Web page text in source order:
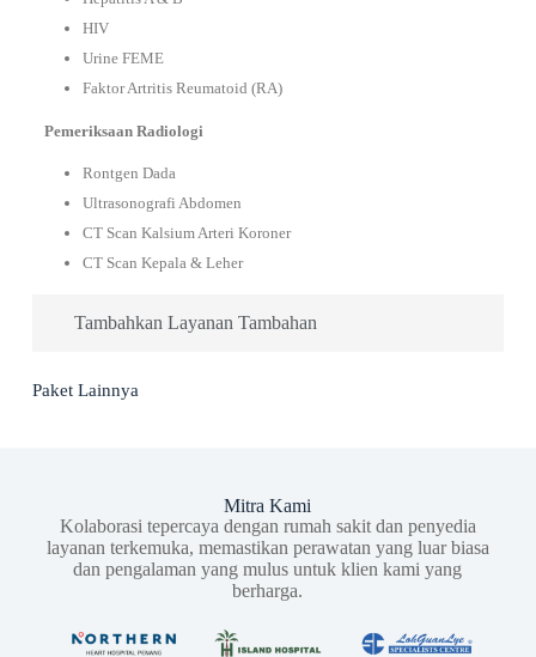
Tambahkan Layanan Tambahan
HIV
Urine FEME
Faktor Artritis Reumatoid (RA)
Pemeriksaan Radiologi
Rontgen Dada
Ultrasonografi Abdomen
CT Scan Kalsium Arteri Koroner
CT Scan Kepala & Leher
Paket Lainnya
Mitra Kami
Kolaborasi tepercaya dengan rumah sakit dan penyedia
layanan terkemuka, memastikan perawatan yang luar biasa
dan pengalaman yang mulus untuk klien kami yang
berharga.